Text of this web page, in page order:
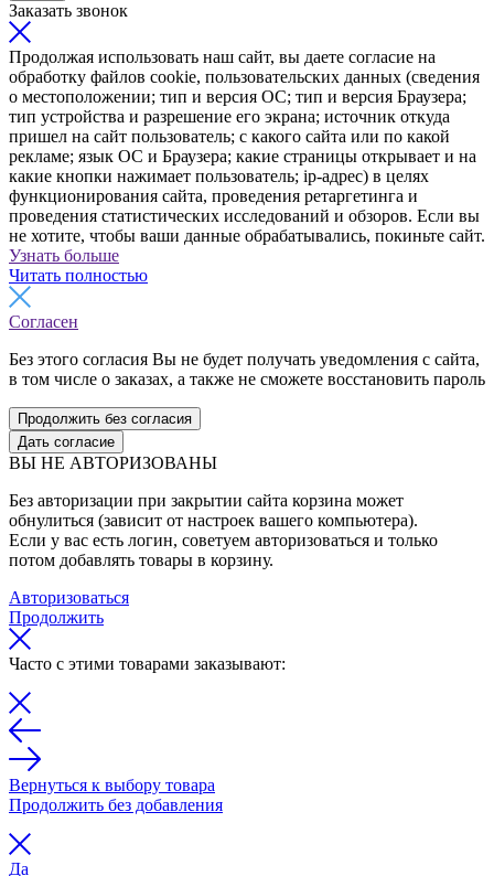
Заказать звонок
Продолжая использовать наш сайт, вы даете согласие на
обработку файлов cookie, пользовательских данных (сведения
о местоположении; тип и версия ОС; тип и версия Браузера;
тип устройства и разрешение его экрана; источник откуда
пришел на сайт пользователь; с какого сайта или по какой
рекламе; язык ОС и Браузера; какие страницы открывает и на
какие кнопки нажимает пользователь; ip-адрес) в целях
функционирования сайта, проведения ретаргетинга и
проведения статистических исследований и обзоров. Если вы
не хотите, чтобы ваши данные обрабатывались, покиньте сайт.
Узнать больше
Читать полностью
Согласен
Без этого согласия Вы не будет получать уведомления с сайта,
в том числе о заказах, а также не сможете восстановить пароль
Продолжить без согласия
Дать согласие
ВЫ НЕ АВТОРИЗОВАНЫ
Без авторизации при закрытии сайта корзина может
обнулиться (зависит от настроек вашего компьютера).
Если у вас есть логин, советуем авторизоваться и только
потом добавлять товары в корзину.
Авторизоваться
Продолжить
Часто с этими товарами заказывают:
Вернуться к выбору товара
Продолжить без добавления
Да